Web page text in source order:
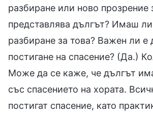
разбиране или ново прозрение
представлява дългът? Имаш
разбиране за това? Важен ли е
постигане на спасение? (Да.)
Може да се каже, че дългът
със спасението на хората.
постигат спасение, като